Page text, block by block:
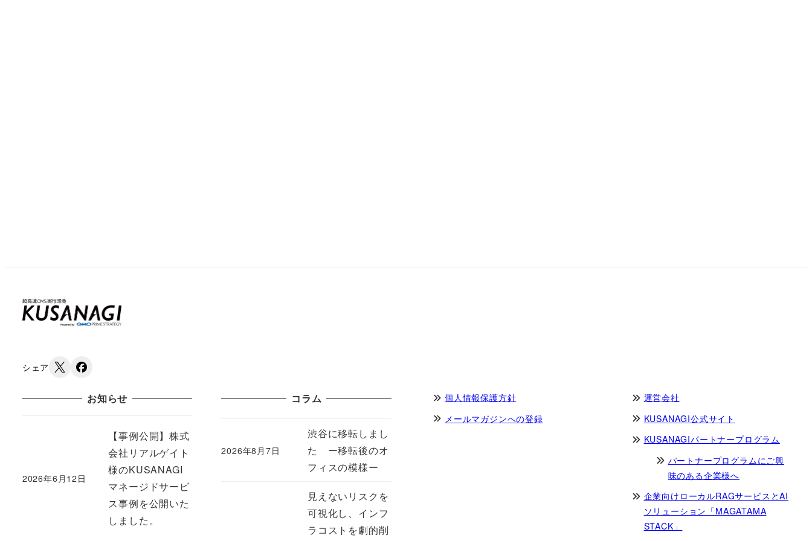
シェア
お知らせ
【事例公開】株式
会社リアルゲイト
様のKUSANAGI
マネージドサービ
ス事例を公開いた
しました。
Published
2026年6月12日
コラム
渋谷に移転しまし
た ー移転後のオ
フィスの模様ー
Published
2026年8月7日
見えないリスクを
可視化し、インフ
ラコストを劇的削
個人情報保護方針
メールマガジンへの登録
運営会社
KUSANAGI公式サイト
KUSANAGIパートナープログラム
パートナープログラムにご興
味のある企業様へ
企業向けローカルRAGサービスとAI
ソリューション「MAGATAMA
STACK」